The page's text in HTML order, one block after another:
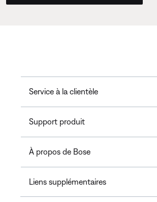
Service à la clientèle
Support produit
À propos de Bose
Liens supplémentaires